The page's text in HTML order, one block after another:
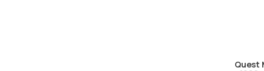
Quest